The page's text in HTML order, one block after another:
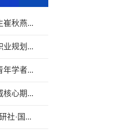
崔秋燕...
业规划...
年学者...
核心期...
社·国...